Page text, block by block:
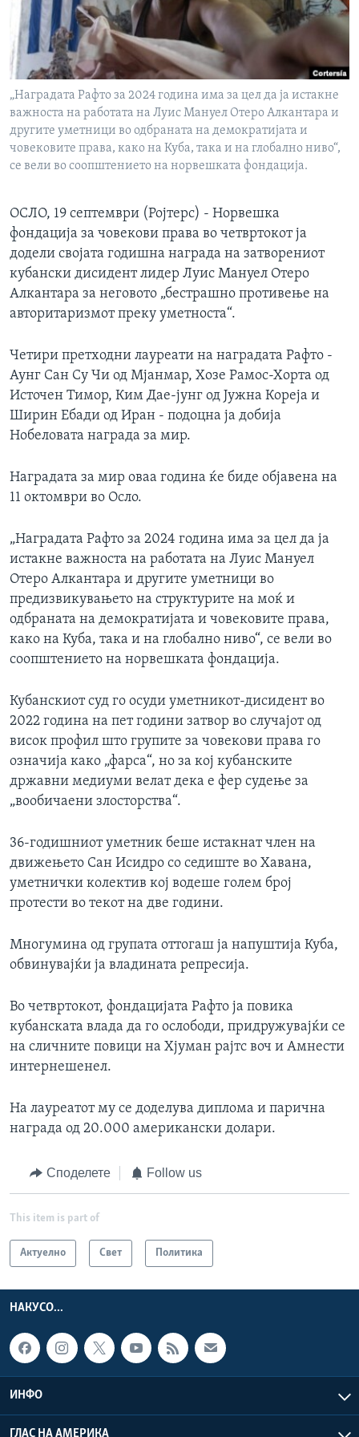
ИНТЕРВЈУА
Јазици
„Наградата Рафто за 2024 година има за цел да ја истакне
важноста на работата на Луис Мануел Отеро Алкантара и
другите уметници во одбраната на демократијата и
човековите права, како на Куба, така и на глобално ниво“,
се вели во соопштението на норвешката фондација.
ОСЛО, 19 септември (Ројтерс) - Норвешка
фондација за човекови права во четвртокот ја
додели својата годишна награда на затворениот
кубански дисидент лидер Луис Мануел Отеро
Алкантара за неговото „бестрашно противење на
авторитаризмот преку уметноста“.
Четири претходни лауреати на наградата Рафто -
Аунг Сан Су Чи од Мјанмар, Хозе Рамос-Хорта од
Источен Тимор, Ким Дае-јунг од Јужна Кореја и
Ширин Ебади од Иран - подоцна ја добија
Нобеловата награда за мир.
Наградата за мир оваа година ќе биде објавена на
11 октомври во Осло.
„Наградата Рафто за 2024 година има за цел да ја
истакне важноста на работата на Луис Мануел
Отеро Алкантара и другите уметници во
предизвикувањето на структурите на моќ и
одбраната на демократијата и човековите права,
како на Куба, така и на глобално ниво“, се вели во
соопштението на норвешката фондација.
Кубанскиот суд го осуди уметникот-дисидент во
2022 година на пет години затвор во случајот од
висок профил што групите за човекови права го
означија како „фарса“, но за кој кубанските
државни медиуми велат дека е фер судење за
„вообичаени злосторства“.
36-годишниот уметник беше истакнат член на
движењето Сан Исидро со седиште во Хавана,
уметнички колектив кој водеше голем број
протести во текот на две години.
Многумина од групата оттогаш ја напуштија Куба,
обвинувајќи ја владината репресија.
Во четвртокот, фондацијата Рафто ја повика
кубанската влада да го ослободи, придружувајќи се
на сличните повици на Хјуман рајтс воч и Амнести
интернешенел.
На лауреатот му се доделува диплома и парична
награда од 20.000 американски долари.
Споделете Follow us
This item is part of
Актуелно Свет Политика
НАКУСО...
ИНФО
ГЛАС НА АМЕРИКА